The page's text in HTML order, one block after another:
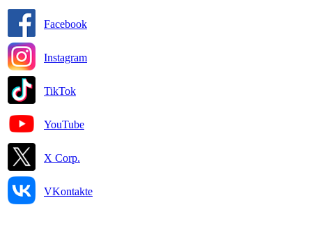
Facebook
Instagram
TikTok
YouTube
X Corp.
VKontakte